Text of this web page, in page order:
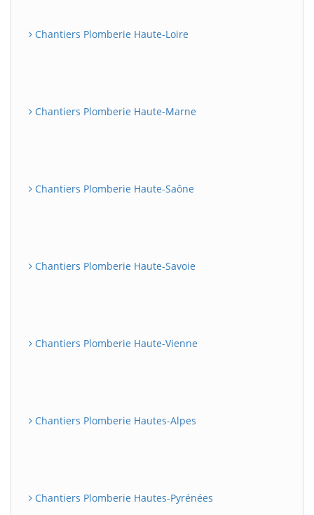
Chantiers Plomberie Haute-Loire
Chantiers Plomberie Haute-Marne
Chantiers Plomberie Haute-Saône
Chantiers Plomberie Haute-Savoie
Chantiers Plomberie Haute-Vienne
Chantiers Plomberie Hautes-Alpes
Chantiers Plomberie Hautes-Pyrénées